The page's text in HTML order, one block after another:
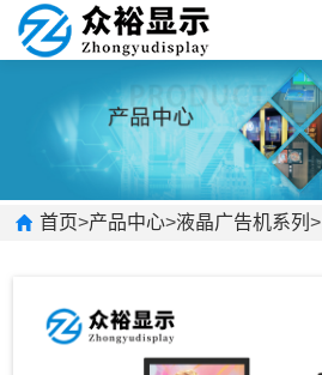
首页>产品中心>液晶广告机系列>